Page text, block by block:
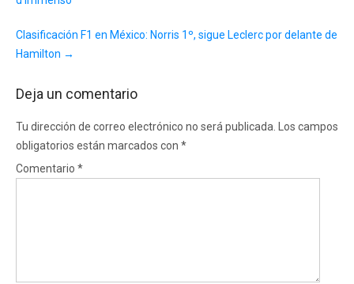
Clasificación F1 en México: Norris 1º, sigue Leclerc por delante de
Hamilton →
Deja un comentario
Tu dirección de correo electrónico no será publicada.
Los campos
obligatorios están marcados con *
Comentario *